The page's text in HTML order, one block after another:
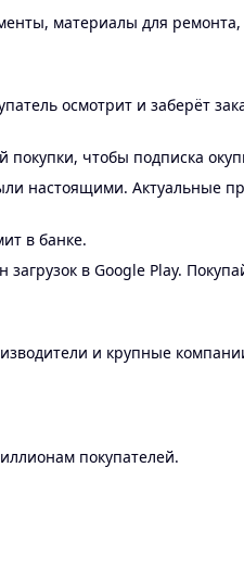
материалы для
осмотрит и заберёт
чтобы подписка
настоящими. Актуальные
в банке.
в Google Play.
и крупные
покупателей.